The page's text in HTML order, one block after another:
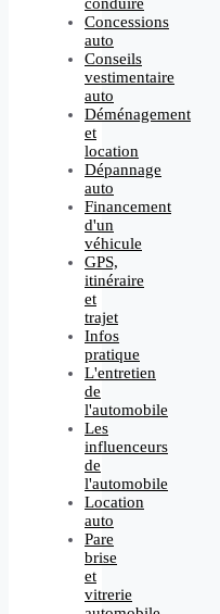
conduire
Concessions
auto
Conseils
vestimentaire
auto
Déménagement
et
location
Dépannage
auto
Financement
d'un
véhicule
GPS,
itinéraire
et
trajet
Infos
pratique
L'entretien
de
l'automobile
Les
influenceurs
de
l'automobile
Location
auto
Pare
brise
et
vitrerie